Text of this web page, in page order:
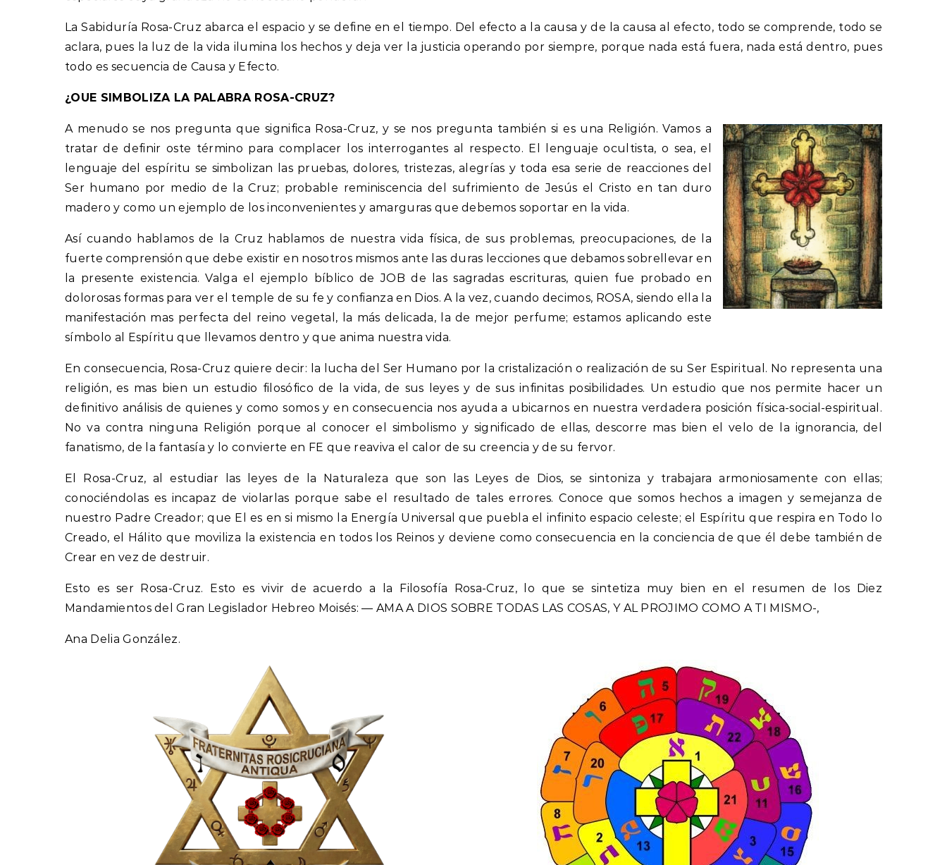
La Sabiduría Rosa-Cruz abarca el espacio y se define en el tiempo. Del efecto a la causa y de la causa al efecto, todo se comprende, todo se
aclara, pues la luz de la vida ilumina los hechos y deja ver la justicia operando por siempre, porque nada está fuera, nada está dentro, pues
todo es secuencia de Causa y Efecto.
¿OUE SIMBOLIZA LA PALABRA ROSA-CRUZ?
A menudo se nos pregunta que significa Rosa-Cruz, y se nos pregunta también si es una Religión. Vamos a
tratar de definir oste término para complacer los interrogantes al respecto. El lenguaje ocultista, o sea, el
lenguaje del espíritu se simbolizan las pruebas, dolores, tristezas, alegrías y toda esa serie de reacciones del
Ser humano por medio de la Cruz; probable reminiscencia del sufrimiento de Jesús el Cristo en tan duro
madero y como un ejemplo de los inconvenientes y amarguras que debemos soportar en la vida.
Así cuando hablamos de la Cruz hablamos de nuestra vida física, de sus problemas, preocupaciones, de la
fuerte comprensión que debe existir en nosotros mismos ante las duras lecciones que debamos sobrellevar en
la presente existencia. Valga el ejemplo bíblico de JOB de las sagradas escrituras, quien fue probado en
dolorosas formas para ver el temple de su fe y confianza en Dios. A la vez, cuando decimos, ROSA, siendo ella la
manifestación mas perfecta del reino vegetal, la más delicada, la de mejor perfume; estamos aplicando este
símbolo al Espíritu que llevamos dentro y que anima nuestra vida.
En consecuencia, Rosa-Cruz quiere decir: la lucha del Ser Humano por la cristalización o realización de su Ser Espiritual. No representa una
religión, es mas bien un estudio filosófico de la vida, de sus leyes y de sus infinitas posibilidades. Un estudio que nos permite hacer un
definitivo análisis de quienes y como somos y en consecuencia nos ayuda a ubicarnos en nuestra verdadera posición física-social-espiritual.
No va contra ninguna Religión porque al conocer el simbolismo y significado de ellas, descorre mas bien el velo de la ignorancia, del
fanatismo, de la fantasía y lo convierte en FE que reaviva el calor de su creencia y de su fervor.
El Rosa-Cruz, al estudiar las leyes de la Naturaleza que son las Leyes de Dios, se sintoniza y trabajara armoniosamente con ellas;
conociéndolas es incapaz de violarlas porque sabe el resultado de tales errores. Conoce que somos hechos a imagen y semejanza de
nuestro Padre Creador; que El es en si mismo la Energía Universal que puebla el infinito espacio celeste; el Espíritu que respira en Todo lo
Creado, el Hálito que moviliza la existencia en todos los Reinos y deviene como consecuencia en la conciencia de que él debe también de
Crear en vez de destruir.
Esto es ser Rosa-Cruz. Esto es vivir de acuerdo a la Filosofía Rosa-Cruz, lo que se sintetiza muy bien en el resumen de los Diez
Mandamientos del Gran Legislador Hebreo Moisés: — AMA A DIOS SOBRE TODAS LAS COSAS, Y AL PROJIMO COMO A TI MISMO-,
Ana Delia González.